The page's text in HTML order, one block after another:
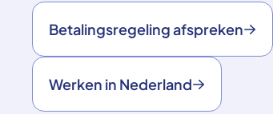
Betalingsregeling afspreken
Werken in Nederland